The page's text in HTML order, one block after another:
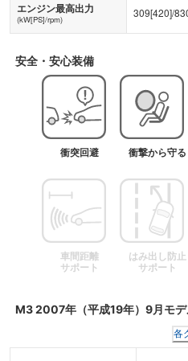
エンジン最高出力
(kW[PS]/rpm) 309[420]/
安全・安心装備
衝突回避 衝撃から守る
車間距離
サポート
はみ出し防止
サポート
M32007年（平成19年）9月モ
各